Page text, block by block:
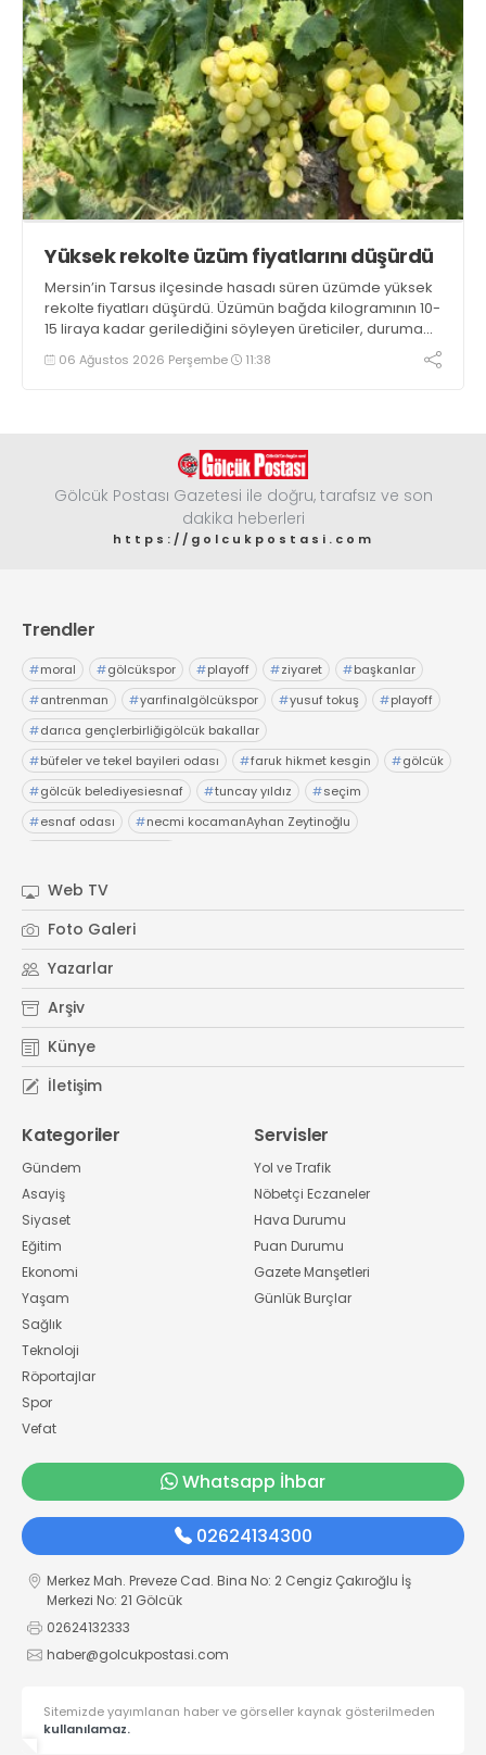
Yüksek rekolte üzüm fiyatlarını düşürdü
Mersin’in Tarsus ilçesinde hasadı süren üzümde yüksek
rekolte fiyatları düşürdü. Üzümün bağda kilogramının 10-
15 liraya kadar gerilediğini söyleyen üreticiler, duruma
tepki gösterdi
06 Ağustos 2026 Perşembe 11:38
Gölcük Postası Gazetesi ile doğru, tarafsız ve son
dakika heberleri
https://golcukpostasi.com
Trendler
#moral #gölcükspor #playoff #ziyaret #başkanlar
#antrenman #yarıfinalgölcükspor #yusuf tokuş #playoff
#darıca gençlerbirliğigölcük bakallar
#büfeler ve tekel bayileri odası #faruk hikmet kesgin #gölcük
#gölcük belediyesiesnaf #tuncay yıldız #seçim
#esnaf odası #necmi kocamanAyhan Zeytinoğlu
Web TV
Foto Galeri
Yazarlar
Arşiv
Künye
İletişim
Kategoriler
Gündem
Asayiş
Siyaset
Eğitim
Ekonomi
Yaşam
Sağlık
Teknoloji
Röportajlar
Spor
Vefat
Servisler
Yol ve Trafik
Nöbetçi Eczaneler
Hava Durumu
Puan Durumu
Gazete Manşetleri
Günlük Burçlar
Whatsapp İhbar
02624134300
Merkez Mah. Preveze Cad. Bina No: 2 Cengiz Çakıroğlu İş
Merkezi No: 21 Gölcük
02624132333
haber@golcukpostasi.com
Sitemizde yayımlanan haber ve görseller kaynak gösterilmeden
kullanılamaz.